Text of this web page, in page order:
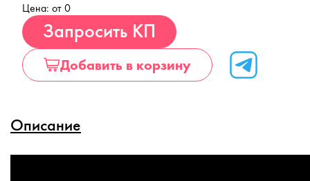
Цена: от 0
Запросить КП
Добавить в корзину
Описание